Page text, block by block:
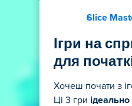
Slice
Ігри на
для
Хочеш почати з
Ці 3 гри ідеально